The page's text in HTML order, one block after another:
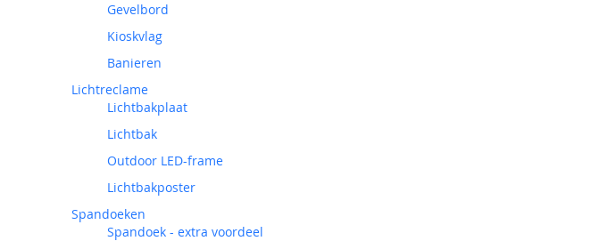
Gevelbord
Kioskvlag
Banieren
Lichtreclame
Lichtbakplaat
Lichtbak
Outdoor LED-frame
Lichtbakposter
Spandoeken
Spandoek - extra voordeel